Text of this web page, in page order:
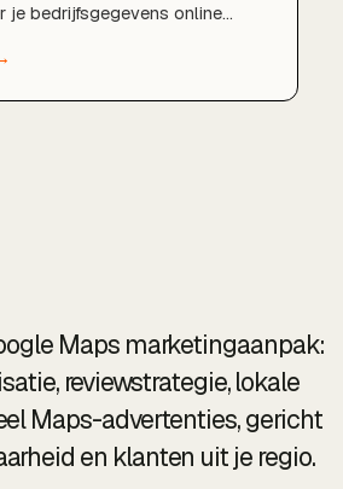
je bedrijfsgegevens online
Wij bouwen en beheren
Maps marketingaanpak:
reviewstrategie, lokale
Maps-advertenties, gericht
en klanten uit je regio.